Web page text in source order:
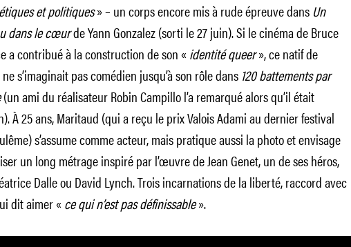
et politiques» – un corps encore mis à rude épreuve dans Un
dans le cœurde Yann Gonzalez (sorti le 27 juin). Si le cinéma de Bruce
a contribué à la construction de son «identité queer», ce natif de
s’imaginait pas comédien jusqu’à son rôle dans 120 battements par
(un ami du réalisateur Robin Campillo l’a remarqué alors qu’il était
À 25 ans, Maritaud (qui a reçu le prix Valois Adami au dernier festival
s’assume comme acteur, mais pratique aussi la photo et envisage
un long métrage inspiré par l’œuvre de Jean Genet, un de ses héros,
Dalle ou David Lynch. Trois incarnations de la liberté, raccord avec
dit aimer «ce qui n’est pas définissable».